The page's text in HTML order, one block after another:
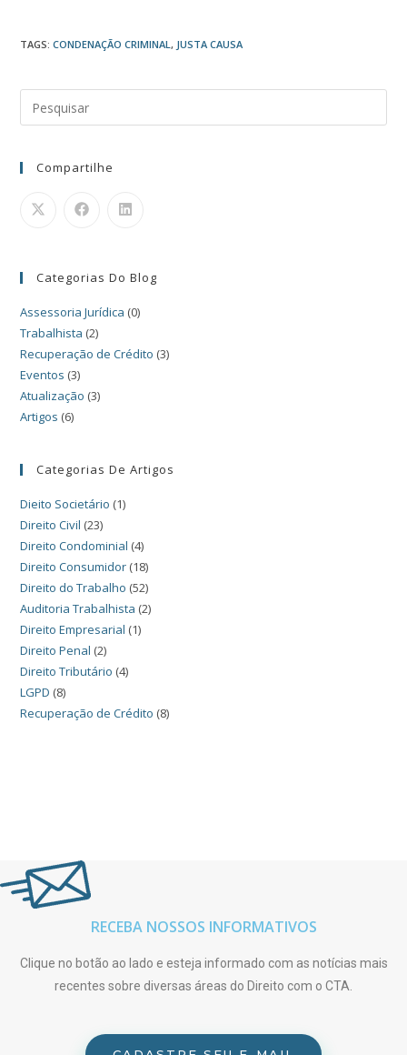
TAGS:CONDENAÇÃO CRIMINAL, JUSTA CAUSA
Compartilhe
Categorias Do Blog
Assessoria Jurídica (0)
Trabalhista (2)
Recuperação de Crédito (3)
Eventos (3)
Atualização (3)
Artigos (6)
Categorias De Artigos
Dieito Societário (1)
Direito Civil (23)
Direito Condominial (4)
Direito Consumidor (18)
Direito do Trabalho (52)
Auditoria Trabalhista (2)
Direito Empresarial (1)
Direito Penal (2)
Direito Tributário (4)
LGPD (8)
Recuperação de Crédito (8)
RECEBA NOSSOS INFORMATIVOS
Clique no botão ao lado e esteja informado com as notícias mais
recentes sobre diversas áreas do Direito com o CTA.